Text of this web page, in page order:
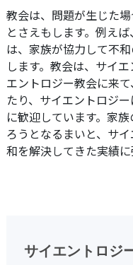
教会は、問題が生じた
とさえもします。例え
は、家族が協力して不
します。教会は、サイ
エントロジー教会に来
たり、サイエントロジ
に歓迎しています。家
ろうとなるまいと、サ
和を解決してきた実績に
サイエントロジ